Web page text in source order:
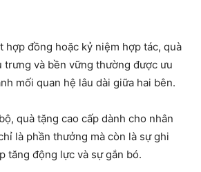
hợp đồng hoặc kỷ niệm hợp tác, quà
trưng và bền vững thường được ưu
mối quan hệ lâu dài giữa hai bên.
quà tặng cao cấp dành cho nhân
là phần thưởng mà còn là sự ghi
tăng động lực và sự gắn bó.